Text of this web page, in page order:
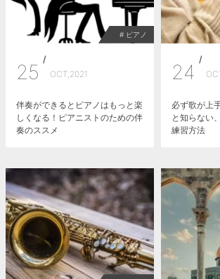
# ピアノ
25
/
OCT,2021
伴奏ができるとピアノはもっと楽
しくなる！ピアニストのための伴
奏のススメ
24
/
必ず歌が上
と知らない
練習方法